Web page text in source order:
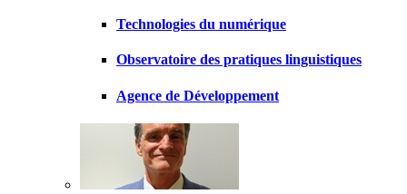
Technologies du numérique
Observatoire des pratiques linguistiques
Agence de Développement